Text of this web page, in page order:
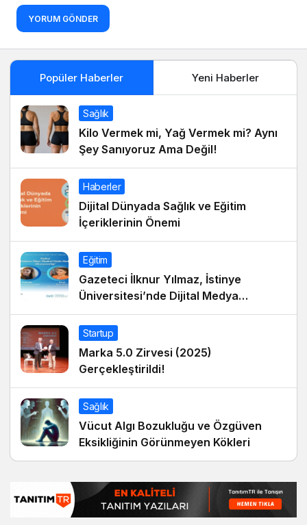
YORUM GÖNDER
Popüler Haberler Yeni Haberler
Sağlık
Kilo Vermek mi, Yağ Vermek mi? Aynı
Şey Sanıyoruz Ama Değil!
Haberler
Dijital Dünyada Sağlık ve Eğitim
İçeriklerinin Önemi
Eğitim
Gazeteci İlknur Yılmaz, İstinye
Üniversitesi’nde Dijital Medya
Okuryazarlığı Dersinin Konuğu Oldu
Startup
Marka 5.0 Zirvesi (2025)
Gerçekleştirildi!
Sağlık
Vücut Algı Bozukluğu ve Özgüven
Eksikliğinin Görünmeyen Kökleri